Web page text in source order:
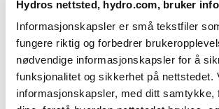
Hydros nettsted, hydro.com, bruker
Informasjonskapsler er små tekstfiler
fungere riktig og forbedrer
nødvendige informasjonskapsler for å
funksjonalitet og sikkerhet på nettstedet.
informasjonskapsler, med ditt samtykke,
Investorkontakt
Gå til:Media
Mediekontakt
Nyheter
Kort om Hydro
Temasider
Bilder og video